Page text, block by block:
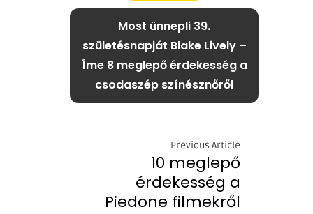
Most ünnepli 39.
születésnapját Blake Lively –
Íme 8 meglepő érdekesség a
csodaszép színésznőről
Previous Article
10 meglepő
érdekesség a
Piedone filmekről